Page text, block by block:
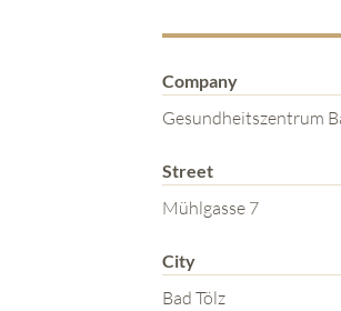
Company
Gesundheitszentrum
Street
Mühlgasse 7
City
Bad Tölz